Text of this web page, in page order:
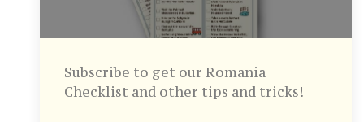
Subscribe to get our Romania
Checklist and other tips and tricks!